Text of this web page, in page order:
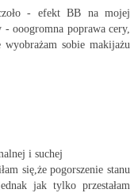
- efekt BB na mojej
- ooogromna poprawa cery,
sobie makijażu
i suchej
się,że pogorszenie stanu
jak tylko przestałam